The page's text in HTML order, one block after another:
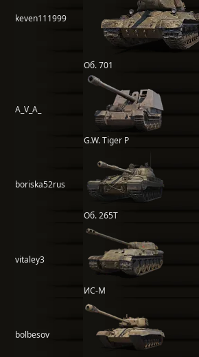
keven111999
Об. 701
A_V_A_
G.W. Tiger P
boriska52rus
Об. 265Т
vitaley3
ИС-М
bolbesov